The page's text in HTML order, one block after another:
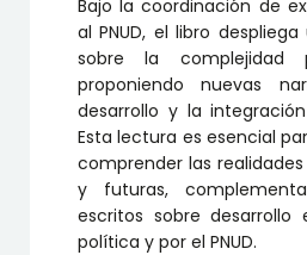
Bajo la coordinación de
al PNUD, el libro
sobre la complejidad
proponiendo nuevas
desarrollo y la
Esta lectura es esencial
comprender las
y futuras,
escritos sobre desarrollo
política y por el PNUD.